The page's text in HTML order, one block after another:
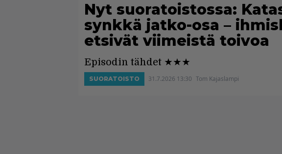
Nyt suoratoistossa:
synkkä jatko-osa –
etsivät viimeistä toivoa
Episodin tähdet ★★★
SUORATOISTO 31.7.2026 13:30 Tom Kajaslampi